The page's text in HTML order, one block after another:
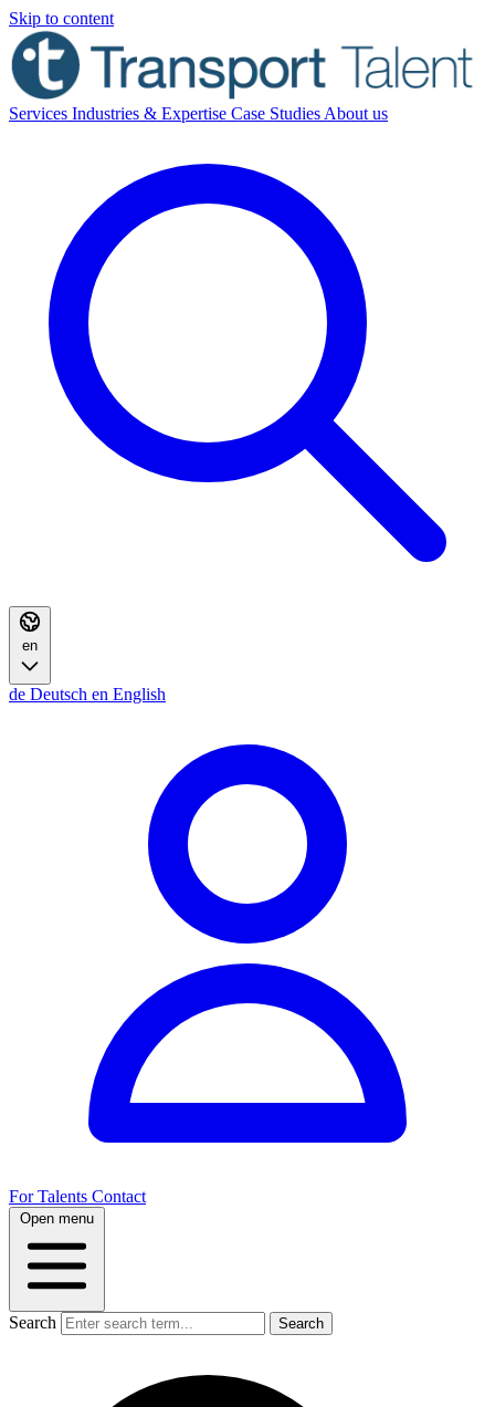
Skip to content
Services Industries & Expertise Case Studies About us
en
de Deutsch en English
For Talents Contact
Open menu
Search Search